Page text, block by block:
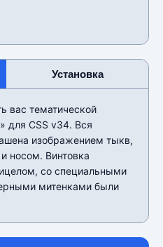
Установка
вас тематической
для CSS v34. Вся
изображением тыкв,
носом. Винтовка
со специальными
митенками были